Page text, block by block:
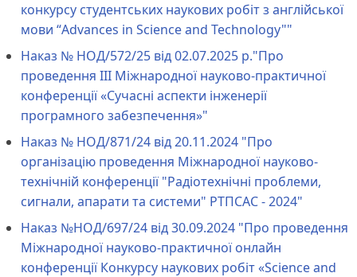
конкурсу студентських наукових робіт з англійської
мови “Advances in Science and Technology""
Наказ № НОД/572/25 від 02.07.2025 р."Про
проведення ІІІ Міжнародної науково-практичної
конференції «Сучасні аспекти інженерії
програмного забезпечення»"
Наказ № НОД/871/24 від 20.11.2024 "Про
організацію проведення Міжнародної науково-
технічній конференції "Радіотехнічні проблеми,
сигнали, апарати та системи" РТПСАС - 2024"
Наказ №НОД/697/24 від 30.09.2024 "Про проведення
Міжнародної науково-практичної онлайн
конференції Конкурсу наукових робіт «Science and